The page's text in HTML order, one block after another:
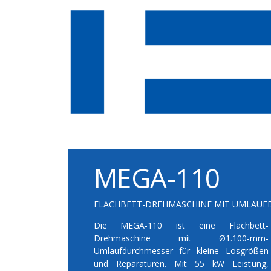
MEGA-110
FLACHBETT-DREHMASCHINE MIT
Die MEGA-110 ist eine Flachbett-
Drehmaschine mit Ø1.100-mm-
Umlaufdurchmesser für kleine Losgrößen
und Reparaturen. Mit 55 kW Leistung,